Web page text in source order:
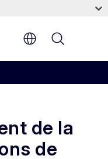
de la
de